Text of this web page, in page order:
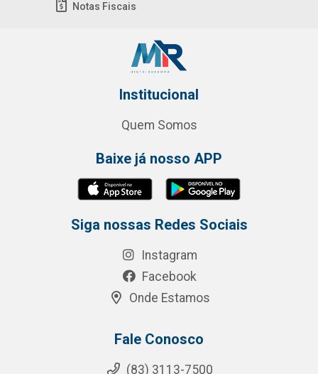
Notas Fiscais
Institucional
Quem Somos
Baixe já nosso APP
Siga nossas Redes Sociais
Instagram
Facebook
Onde Estamos
Fale Conosco
(83) 3113-7500